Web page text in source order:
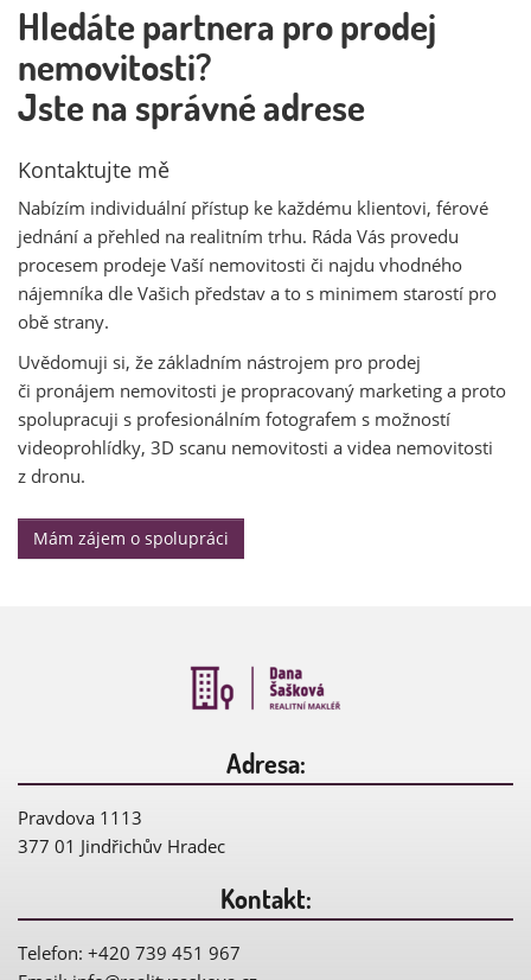
Hledáte partnera pro prodej
nemovitosti?
Jste na správné adrese
Kontaktujte mě
Nabízím individuální přístup ke každému klientovi, férové
jednání a přehled na realitním trhu. Ráda Vás provedu
procesem prodeje Vaší nemovitosti či najdu vhodného
nájemníka dle Vašich představ a to s minimem starostí pro
obě strany.
Uvědomuji si, že základním nástrojem pro prodej
či pronájem nemovitosti je propracovaný marketing a proto
spolupracuji s profesionálním fotografem s možností
videoprohlídky, 3D scanu nemovitosti a videa nemovitosti
z dronu.
Mám zájem o spolupráci
Adresa:
Pravdova 1113
377 01 Jindřichův Hradec
Kontakt:
Telefon: +420 739 451 967